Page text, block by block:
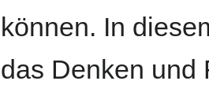
können. In
das Denken